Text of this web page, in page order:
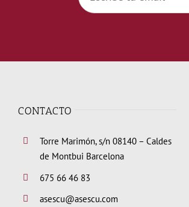
CONTACTO
Torre Marimón, s/n 08140 – Caldes
de Montbui Barcelona
675 66 46 83
asescu@asescu.com